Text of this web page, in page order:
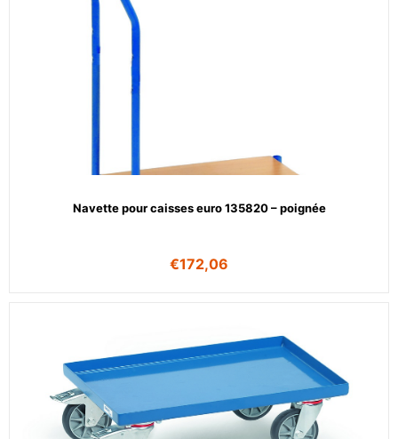
Navette pour caisses euro 135820 – poignée
€172,06